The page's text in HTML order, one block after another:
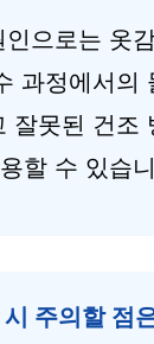
으로는 옷
과정에서의
잘못된 건조
할 수 있습
주의할 점